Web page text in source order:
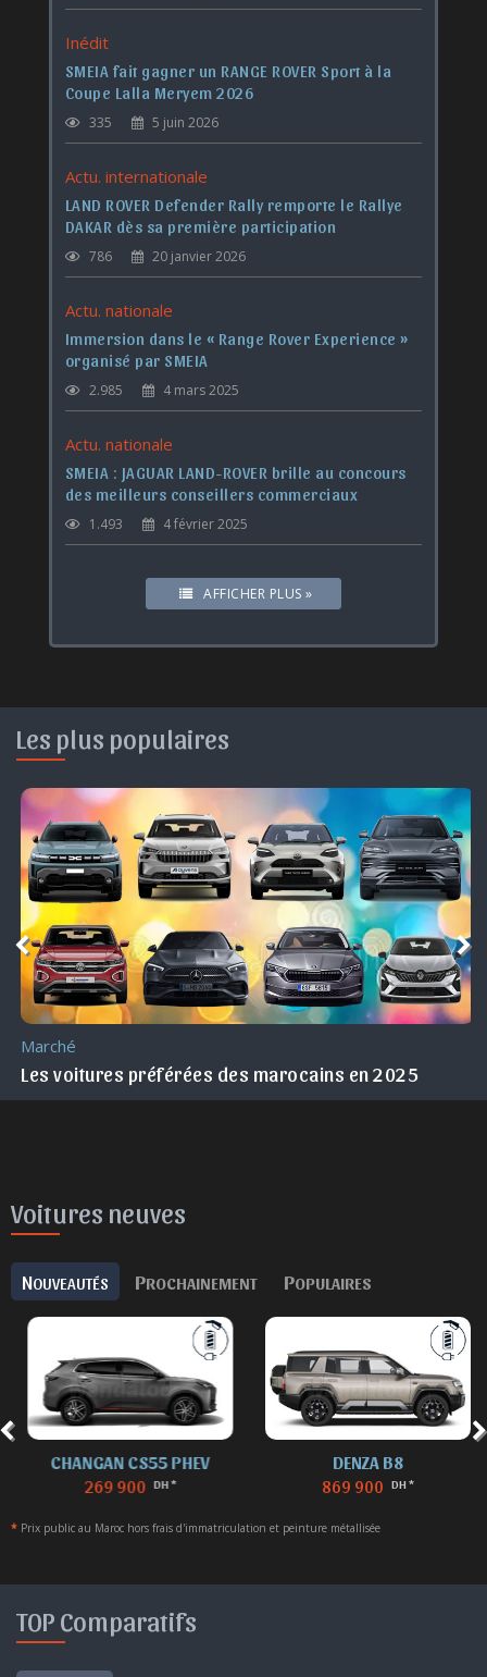
Inédit
SMEIA fait gagner un RANGE ROVER Sport à la
Coupe Lalla Meryem 2026
335 5 juin 2026
Actu. internationale
LAND ROVER Defender Rally remporte le Rallye
DAKAR dès sa première participation
786 20 janvier 2026
Actu. nationale
Immersion dans le « Range Rover Experience »
organisé par SMEIA
2.985 4 mars 2025
Actu. nationale
SMEIA : JAGUAR LAND-ROVER brille au concours
des meilleurs conseillers commerciaux
1.493 4 février 2025
AFFICHER PLUS »
Les plus populaires
!
Marché
Les voitures préférées des marocains en 2025
Voitures neuves
NOUVEAUTÉS PROCHAINEMENT POPULAIRES
CHANGAN CS55 PHEV
269 900
DH *
DENZA B8
869 900
DH *
* Prix public au Maroc hors frais d'immatriculation et peinture métallisée
TOP Comparatifs